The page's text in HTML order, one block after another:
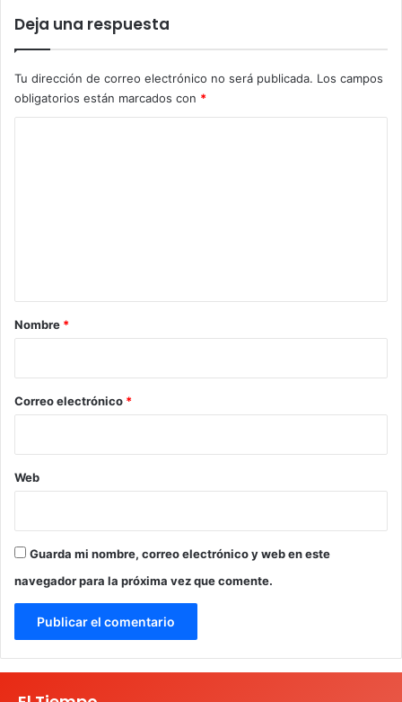
Deja una respuesta
Tu dirección de correo electrónico no será publicada. Los campos
obligatorios están marcados con *
r
*
Nombre *
Correo electrónico *
Web
Guarda mi nombre, correo electrónico y web en este
navegador para la próxima vez que comente.